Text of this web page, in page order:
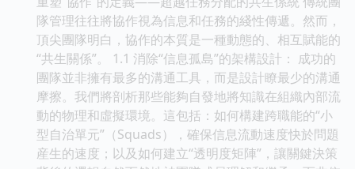
隊管理往往將協作視為信息和任務的綫性傳遞。然而，
頂尖團隊明白，協作的本質是一種動態的、相互賦能的
“共生關係”。 1.1 消除“信息孤島”的架構設計： 成功的
團隊並非擁有最多的溝通工具，而是設計瞭最少的溝通
摩擦。我們將剖析那些能夠自發地將知識在組織內部流
動的物理和虛擬環境。這包括：如何構建跨職能的“小
型自治單元”（Squads），確保信息流動速度快於問題
産生的速度；以及如何建立“透明度矩陣”，讓關鍵決策